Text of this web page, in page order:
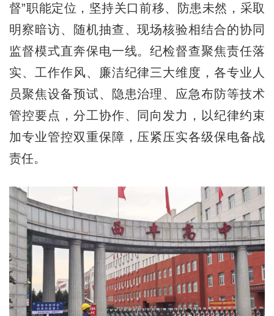
督”职能定位，坚持关口前移、防患未然，采取
明察暗访、随机抽查、现场核验相结合的协同
监督模式直奔保电一线。纪检督查聚焦责任落
实、工作作风、廉洁纪律三大维度，各专业人
员聚焦设备预试、隐患治理、应急布防等技术
管控要点，分工协作、同向发力，以纪律约束
加专业管控双重保障，压紧压实各级保电备战
责任。